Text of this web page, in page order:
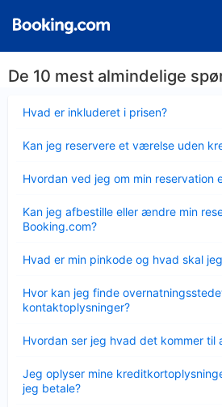
De 10 mest almindelige
Hvad er inkluderet i prisen?
Kan jeg reservere et værelse uden
Hvordan ved jeg om min reservation
Kan jeg afbestille eller ændre min
Booking.com?
Hvad er min pinkode og hvad skal
Hvor kan jeg finde
kontaktoplysninger?
Hvordan ser jeg hvad det kommer til
Jeg oplyser mine
jeg betale?